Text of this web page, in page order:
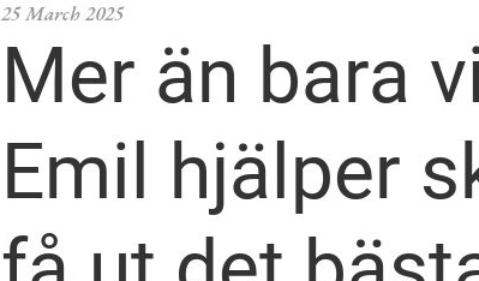
25 March 2025
Mer än bara
Emil hjälper